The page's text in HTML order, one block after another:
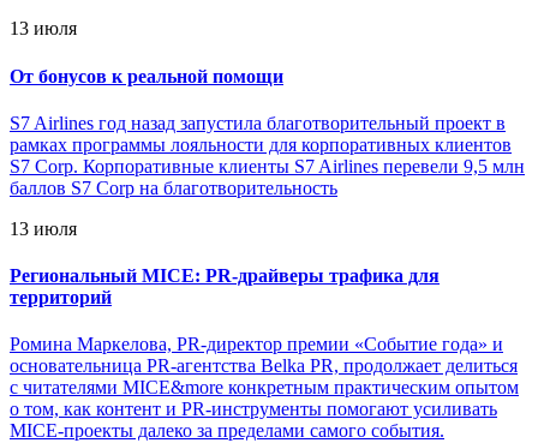
13 июля
От бонусов к реальной помощи
S7 Airlines год назад запустила благотворительный проект в
рамках программы лояльности для корпоративных клиентов
S7 Corp. Корпоративные клиенты S7 Airlines перевели 9,5 млн
баллов S7 Corp на благотворительность
13 июля
Региональный MICE: PR-драйверы трафика для
территорий
Ромина Маркелова, PR-директор премии «Событие года» и
основательница PR-агентства Belka PR, продолжает делиться
с читателями MICE&more конкретным практическим опытом
о том, как контент и PR-инструменты помогают усиливать
MICE-проекты далеко за пределами самого события.